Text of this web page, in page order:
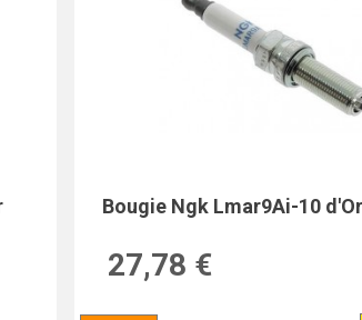
Bougie Ngk Lmar9Ai-10
27,78 €